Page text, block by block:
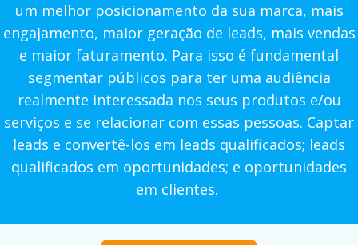
um melhor posicionamento da sua marca, mais
engajamento, maior geração de leads, mais vendas
e maior faturamento. Para isso é fundamental
segmentar públicos para ter uma audiência
realmente interessada nos seus produtos e/ou
serviços e se relacionar com essas pessoas. Captar
leads e convertê-los em leads qualificados; leads
qualificados em oportunidades; e oportunidades
em clientes.